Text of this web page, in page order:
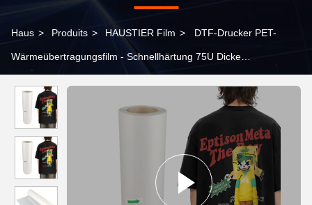
Haus > Produits > HAUSTIER Film > DTF-Drucker PET-
Wärmeübertragungsfilm - Schnellhärtung 75U Dicke